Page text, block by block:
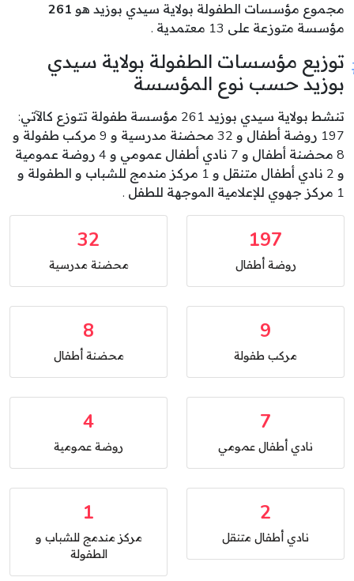
مجموع مؤسسات الطفولة بولاية سيدي بوزيد هو 261
مؤسسة متوزعة على 13 معتمدية .
توزيع مؤسسات الطفولة بولاية سيدي
بوزيد حسب نوع المؤسسة
تنشط بولاية سيدي بوزيد 261 مؤسسة طفولة تتوزع كالآتي:
197 روضة أطفال و 32 محضنة مدرسية و 9 مركب طفولة و
8 محضنة أطفال و 7 نادي أطفال عمومي و 4 روضة عمومية
و 2 نادي أطفال متنقل و 1 مركز مندمج للشباب و الطفولة و
1 مركز جهوي للإعلامية الموجهة للطفل .
197
روضة أطفال
32
محضنة مدرسية
9
مركب طفولة
8
محضنة أطفال
7
نادي أطفال عمومي
4
روضة عمومية
2
نادي أطفال متنقل
1
مركز مندمج للشباب و
الطفولة